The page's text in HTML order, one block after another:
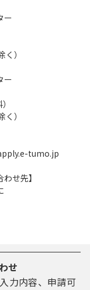
ー
）
ー
）
tumo.jp
せ先】
せ
力内容、申請可